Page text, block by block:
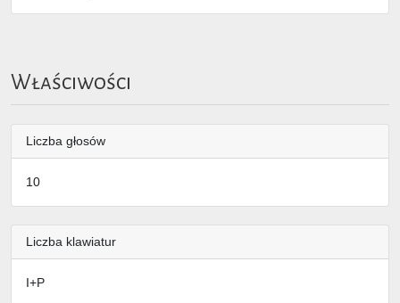
Właściwości
Liczba głosów
10
Liczba klawiatur
I+P